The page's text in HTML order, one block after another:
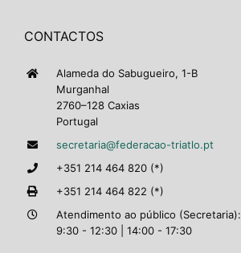
CONTACTOS
Alameda do Sabugueiro, 1-B
Murganhal
2760–128 Caxias
Portugal
secretaria@federacao-triatlo.pt
+351 214 464 820 (*)
+351 214 464 822 (*)
Atendimento ao público (Secretaria):
9:30 - 12:30 | 14:00 - 17:30